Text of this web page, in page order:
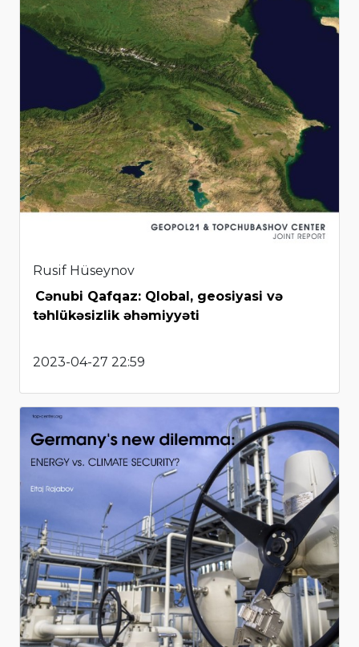
Rusif Hüseynov
Cənubi Qafqaz: Qlobal, geosiyasi və
təhlükəsizlik əhəmiyyəti
2023-04-27 22:59